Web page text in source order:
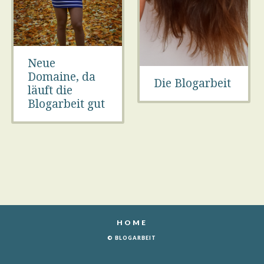
Neue
Domaine, da
läuft die
Blogarbeit gut
Die Blogarbeit
HOME
© BLOGARBEIT